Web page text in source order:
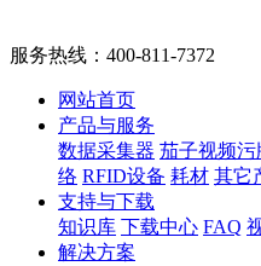
服务热线： 400-811-7372
网站首页
产品与服务
数据采集器 茄子视频污
络 RFID设备 耗材 其它
支持与下载
知识库 下载中心 FAQ
解决方案